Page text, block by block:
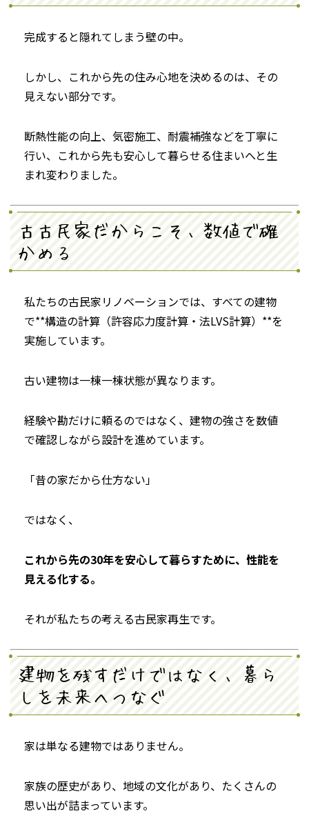
完成すると隠れてしまう壁の中。
しかし、これから先の住み心地を決めるのは、その
見えない部分です。
断熱性能の向上、気密施工、耐震補強などを丁寧に
行い、これから先も安心して暮らせる住まいへと生
まれ変わりました。
古古民家だからこそ、数値で確
かめる
私たちの古民家リノベーションでは、すべての建物
で**構造の計算（許容応力度計算・法LVS計算）**を
実施しています。
古い建物は一棟一棟状態が異なります。
経験や勘だけに頼るのではなく、建物の強さを数値
で確認しながら設計を進めています。
「昔の家だから仕方ない」
ではなく、
これから先の30年を安心して暮らすために、性能を
見える化する。
それが私たちの考える古民家再生です。
建物を残すだけではなく、暮ら
しを未来へつなぐ
家は単なる建物ではありません。
家族の歴史があり、地域の文化があり、たくさんの
思い出が詰まっています。